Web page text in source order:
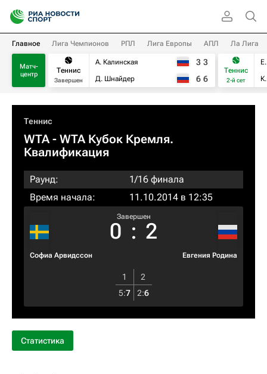
Главное Лига Чемпионов РПЛ Лига Европы АПЛ Ла Лига
Матч-
центр
Теннис
Завершен
А. Калинская
Д. Шнайдер
3 3
6 6
Теннис
2-й сет
Теннис
WTA- WTA Кубок Кремля.
Квалификация
Раунд:
1/16 финала
Время начала:
11.10.2014 в 12:35
Софиа Арвидссон
Завершен
0 : 2
Евгения Родина
1
2
5:7 2:6
Статистика